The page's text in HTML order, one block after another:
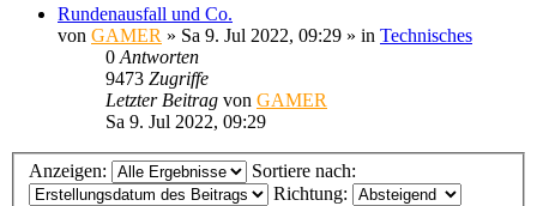
Rundenausfall und Co.
von GAMER » Sa 9. Jul 2022, 09:29 » in Technisches
0 Antworten
9473 Zugriffe
Letzter Beitrag von GAMER
Sa 9. Jul 2022, 09:29
Anzeigen:
Sortiere nach:
Richtung: